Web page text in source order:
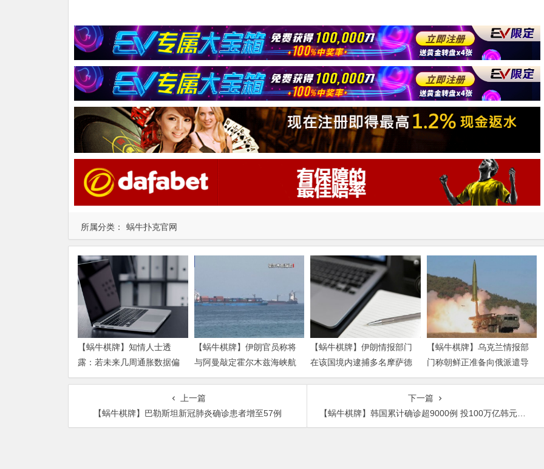
所属分类： 蜗牛扑克官网
【蜗牛棋牌】知情人士透
露：若未来几周通胀数据偏
热 沃什准备好加息
【蜗牛棋牌】伊朗官员称将
与阿曼敲定霍尔木兹海峡航
运安排新协议
【蜗牛棋牌】伊朗情报部门
在该国境内逮捕多名摩萨德
特工
【蜗牛棋牌】乌克兰情报部
门称朝鲜正准备向俄派遣导
弹部队
上一篇
【蜗牛棋牌】巴勒斯坦新冠肺炎确诊患者增至57例
下一篇
【蜗牛棋牌】韩国累计确诊超9000例 投100万亿韩元遏制“闭店潮”